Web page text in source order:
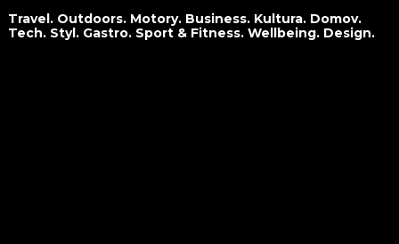
Travel. Outdoors. Motory. Business. Kultura. Domov.
Tech. Styl. Gastro. Sport & Fitness. Wellbeing. Design.